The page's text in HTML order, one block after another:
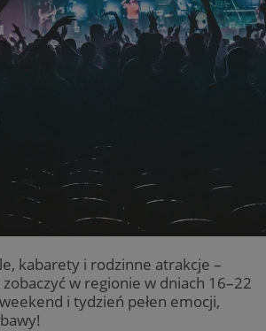
kabarety i rodzinne atrakcje –
w regionie w dniach 16–22
i tydzień pełen emocji,